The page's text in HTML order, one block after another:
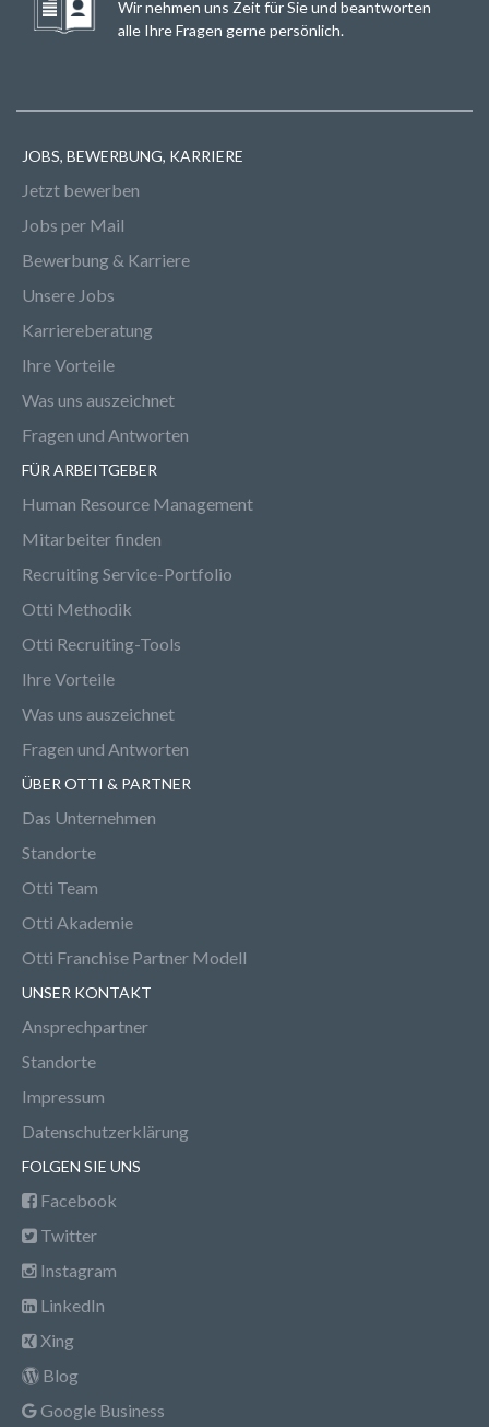
Wir nehmen uns Zeit für Sie und beantworten
alle Ihre Fragen gerne persönlich.
JOBS, BEWERBUNG, KARRIERE
Jetzt bewerben
Jobs per Mail
Bewerbung & Karriere
Unsere Jobs
Karriereberatung
Ihre Vorteile
Was uns auszeichnet
Fragen und Antworten
FÜR ARBEITGEBER
Human Resource Management
Mitarbeiter finden
Recruiting Service-Portfolio
Otti Methodik
Otti Recruiting-Tools
Ihre Vorteile
Was uns auszeichnet
Fragen und Antworten
ÜBER OTTI & PARTNER
Das Unternehmen
Standorte
Otti Team
Otti Akademie
Otti Franchise Partner Modell
UNSER KONTAKT
Ansprechpartner
Standorte
Impressum
Datenschutzerklärung
FOLGEN SIE UNS
Facebook
Twitter
Instagram
LinkedIn
Xing
Blog
Google Business